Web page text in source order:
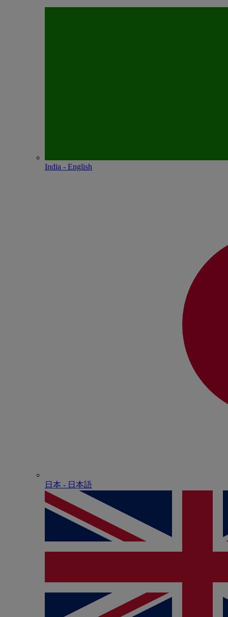
India - English
日本 - ⽇本語